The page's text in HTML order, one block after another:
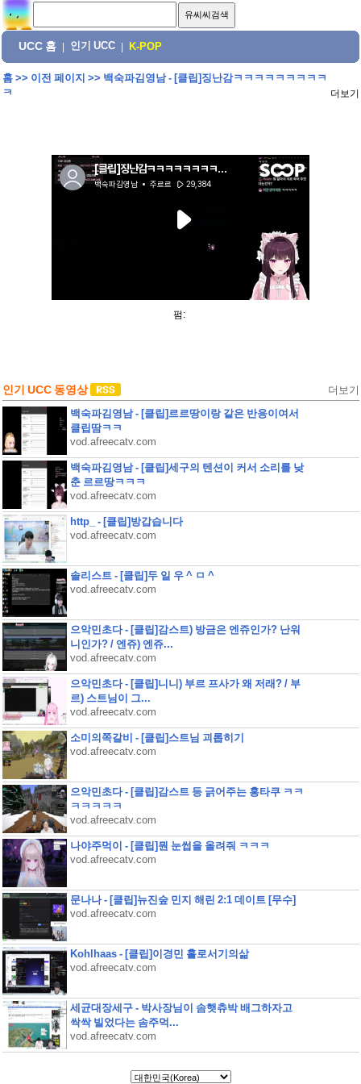
UCC 홈 인기 UCC K-POP
홈>> 이전 페이지 >> 백숙파김영남 - [클립]징난감ㅋㅋㅋㅋㅋㅋㅋㅋㅋ
ㅋ
더보기
펌:
인기 UCC 동영상 더보기
백숙파김영남 - [클립]르르땅이랑 같은 반응이여서
클립땀ㅋㅋ
vod.afreecatv.com
백숙파김영남 - [클립]세구의 텐션이 커서 소리를 낮
춘 르르땅ㅋㅋㅋ
vod.afreecatv.com
http_ - [클립]방갑습니다
vod.afreecatv.com
솔리스트 - [클립]두 일 우 ^ ㅁ ^
vod.afreecatv.com
으악민초다 - [클립]감스트) 방금은 엔쥬인가? 난워
니인가? / 엔쥬) 엔쥬...
vod.afreecatv.com
으악민초다 - [클립]니니) 부르 프사가 왜 저래? / 부
르) 스트님이 그...
vod.afreecatv.com
소미의쪽갈비 - [클립]스트님 괴롭히기
vod.afreecatv.com
으악민초다 - [클립]감스트 등 긁어주는 홍타쿠 ㅋㅋ
ㅋㅋㅋㅋㅋ
vod.afreecatv.com
나야주먹이 - [클립]뭔 눈썹을 올려줘 ㅋㅋㅋ
vod.afreecatv.com
문나나 - [클립]뉴진숲 민지 해린 2:1 데이트 [무수]
vod.afreecatv.com
Kohlhaas - [클립]이경민 홀로서기의삶
vod.afreecatv.com
세균대장세구 - 박사장님이 솜햇츄박 배그하자고
싹싹 빌었다는 솜주먹...
vod.afreecatv.com